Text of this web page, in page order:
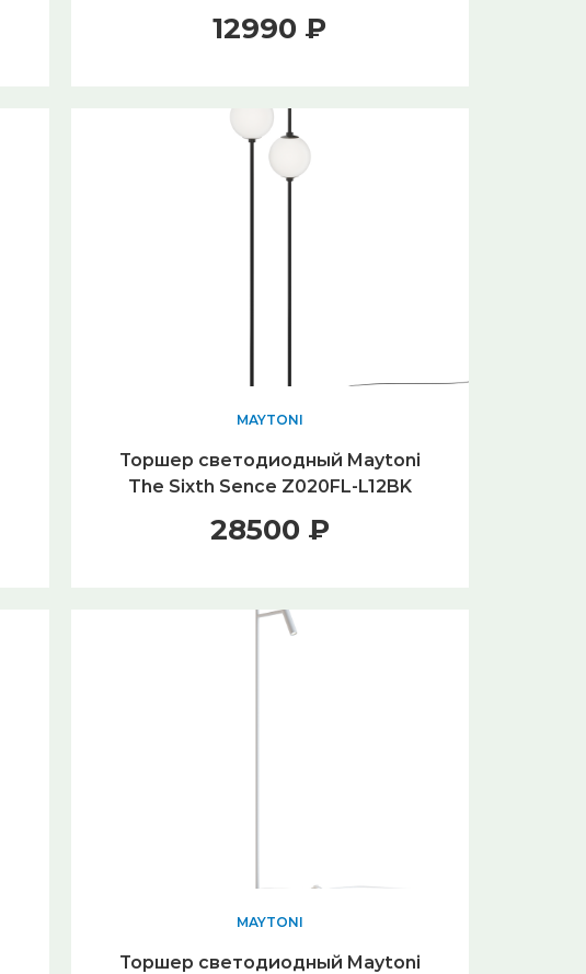
12990 ₽
MAYTONI
Торшер светодиодный Maytoni
The Sixth Sence Z020FL-L12BK
28500 ₽
MAYTONI
Торшер светодиодный Maytoni